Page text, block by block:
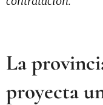
La
proyecta